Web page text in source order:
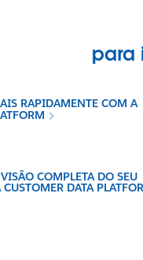
para
RAPIDAMENTE COM A
COMPLETA DO SEU
DATA